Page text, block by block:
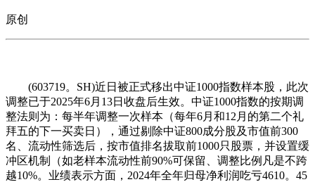
原创
(603719。SH)近日被正式移出中证1000指数样本股，此次
调整已于2025年6月13日收盘后生效。中证1000指数的按期调
整法则为：每半年调整一次样本（每年6月和12月的第二个礼
拜五的下一买卖日），通过剔除中证800成分股及市值前300
名、流动性筛选后，按市值排名拔取前1000只股票，并设置缓
冲区机制（如老样本流动性前90%可保留、调整比例凡是不跨
越10%。业绩表示方面，2024年全年归母净利润吃亏4610。45